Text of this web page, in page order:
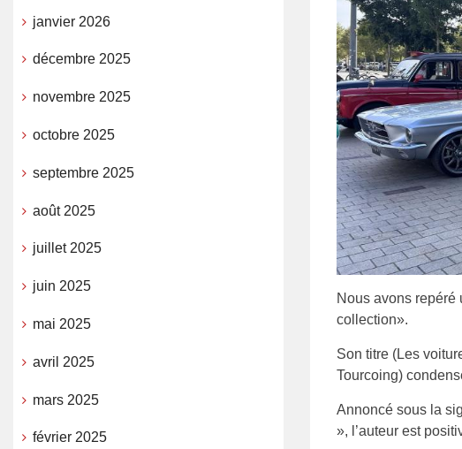
Nous avons repéré
collection».
Son titre (Les
Tourcoing)
Annoncé sous la
», l’auteur est
janvier 2026
décembre 2025
novembre 2025
octobre 2025
septembre 2025
août 2025
juillet 2025
juin 2025
mai 2025
avril 2025
mars 2025
février 2025